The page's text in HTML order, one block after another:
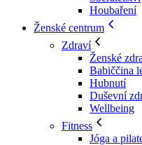
Houbaření
Ženské centrum
Zdraví
Ženské
Babiččina
Hubnutí
Duševní
Wellbeing
Fitness
Jóga a